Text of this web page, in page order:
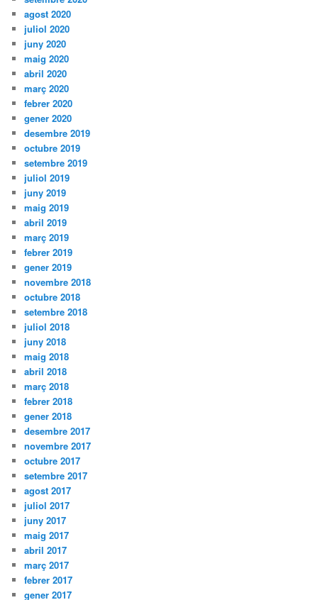
agost 2020
juliol 2020
juny 2020
maig 2020
abril 2020
març 2020
febrer 2020
gener 2020
desembre 2019
octubre 2019
setembre 2019
juliol 2019
juny 2019
maig 2019
abril 2019
març 2019
febrer 2019
gener 2019
novembre 2018
octubre 2018
setembre 2018
juliol 2018
juny 2018
maig 2018
abril 2018
març 2018
febrer 2018
gener 2018
desembre 2017
novembre 2017
octubre 2017
setembre 2017
agost 2017
juliol 2017
juny 2017
maig 2017
abril 2017
març 2017
febrer 2017
gener 2017